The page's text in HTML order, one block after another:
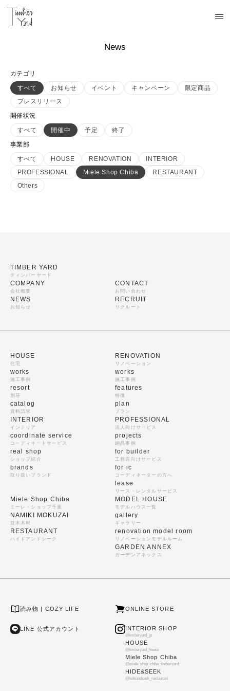
News
カテゴリ
すべて
お知らせ イベント キャンペーン
限定商品
プレスリリース
開催状況
すべて
開催中 予定
終了
事業部
すべて
HOUSE RENOVATION
INTERIOR
PROFESSIONAL
Miele Shop Chiba
RESTAURANT
Others
TIMBER YARD
ティンバーヤード
COMPANY
会社概要
NEWS
お知らせ
CONTACT
お問い合わせ
RECRUIT
リクルート
HOUSE
住宅
works
施工事例
resort
別荘
catalog
資料請求
RENOVATION
リノベーション
works
施工事例
features
特徴
plan
プラン
INTERIOR
インテリア
coordinate service
コーディネートサービス
real shop
ショップ紹介
brands
取り扱いブランド
PROFESSIONAL
法人向けサービス
projects
納品事例
for builder
工務店向けサービス
for ic
コーディネーターの方へ
lease
リース・レンタルサービス
Miele Shop Chiba
ミーレ・ショップ千葉
NAMIKI MOKUZAI
並木木材
RESTAURANT
ハイドアンドシーク
MODEL HOUSE
モデルハウス一覧
gallery
ギャラリー
renovation model room
リノベーションモデルルーム
GARDEN ANNEX
ガーデンアネックス
読み物 | COZY LIFE ONLINE STORE
LINE 公式アカウント INTERIOR SHOP
@timberyard_jp
HOUSE
@timberyard_house
Miele Shop Chiba
@miele_shop_chiba_timberyard
HIDE&SEEK
@hideandseek_restaurant